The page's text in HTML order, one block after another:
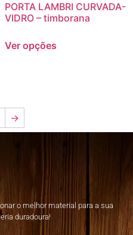
PORTA LAMBRI CURVADA-
VIDRO – timborana
Ver opções
→
o melhor material para a sua
duradoura!